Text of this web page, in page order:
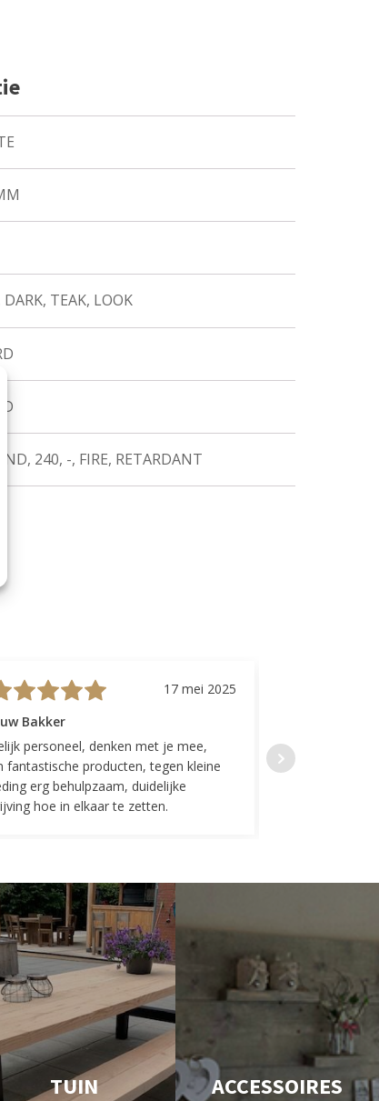
TEAK, LOOK
240, -, FIRE, RETARDANT
17 mei 2025
Bakker
personeel, denken met je mee,
fantastische producten, tegen kleine
erg behulpzaam, duidelijke
hoe in elkaar te zetten.
Top geregeld!
indelingen die
TUIN ACCESSOIRES